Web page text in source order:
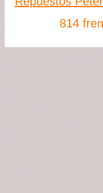
814